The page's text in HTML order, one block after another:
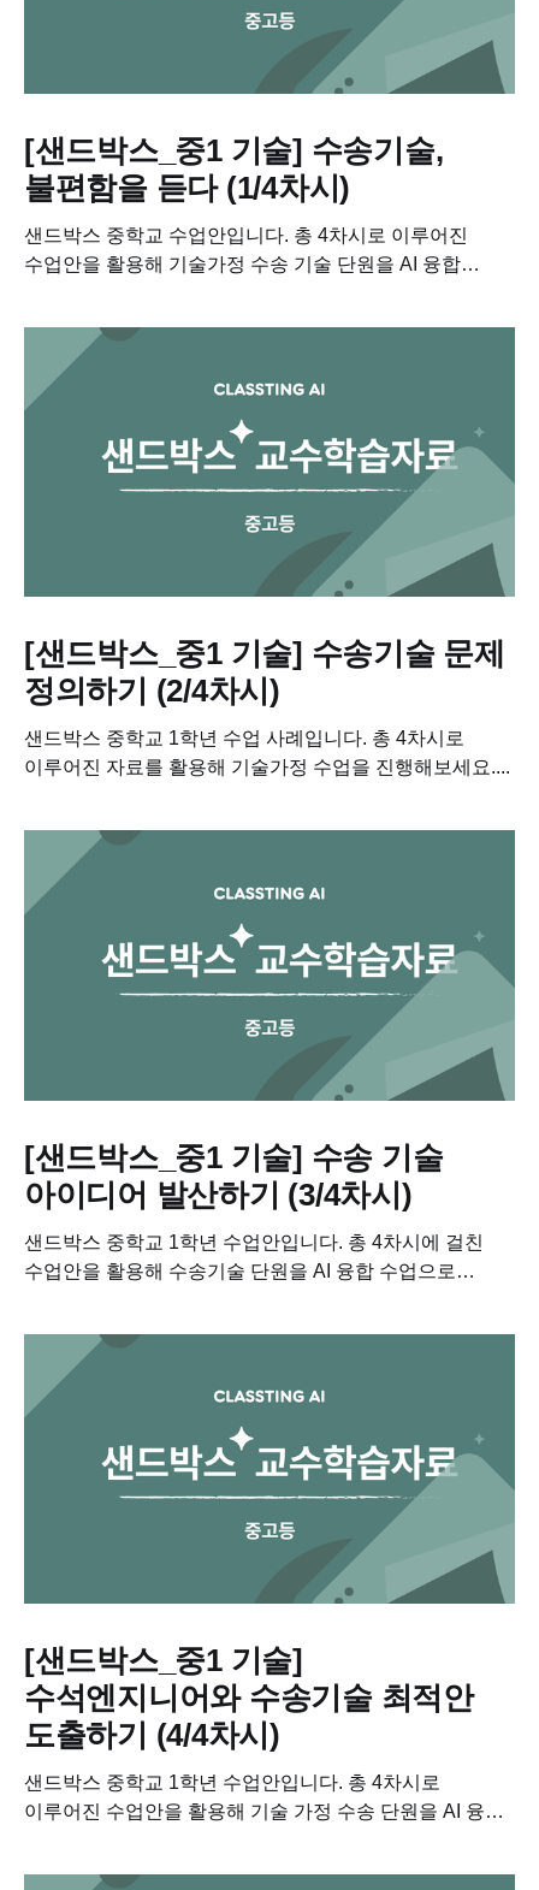
[샌드박스_중1 기술] 수송기술,
불편함을 듣다 (1/4차시)
샌드박스 중학교 수업안입니다. 총 4차시로 이루어진
수업안을 활용해 기술가정 수송 기술 단원을 AI 융합
[샌드박스_중1 기술] 수송기술 문제
정의하기 (2/4차시)
샌드박스 중학교 1학년 수업 사례입니다. 총 4차시로
이루어진 자료를 활용해 기술가정 수업을 진행해보세요....
[샌드박스_중1 기술] 수송 기술
아이디어 발산하기 (3/4차시)
샌드박스 중학교 1학년 수업안입니다. 총 4차시에 걸친
수업안을 활용해 수송기술 단원을 AI 융합 수업으로
[샌드박스_중1 기술]
수석엔지니어와 수송기술 최적안
도출하기 (4/4차시)
샌드박스 중학교 1학년 수업안입니다. 총 4차시로
이루어진 수업안을 활용해 기술 가정 수송 단원을 AI 융합